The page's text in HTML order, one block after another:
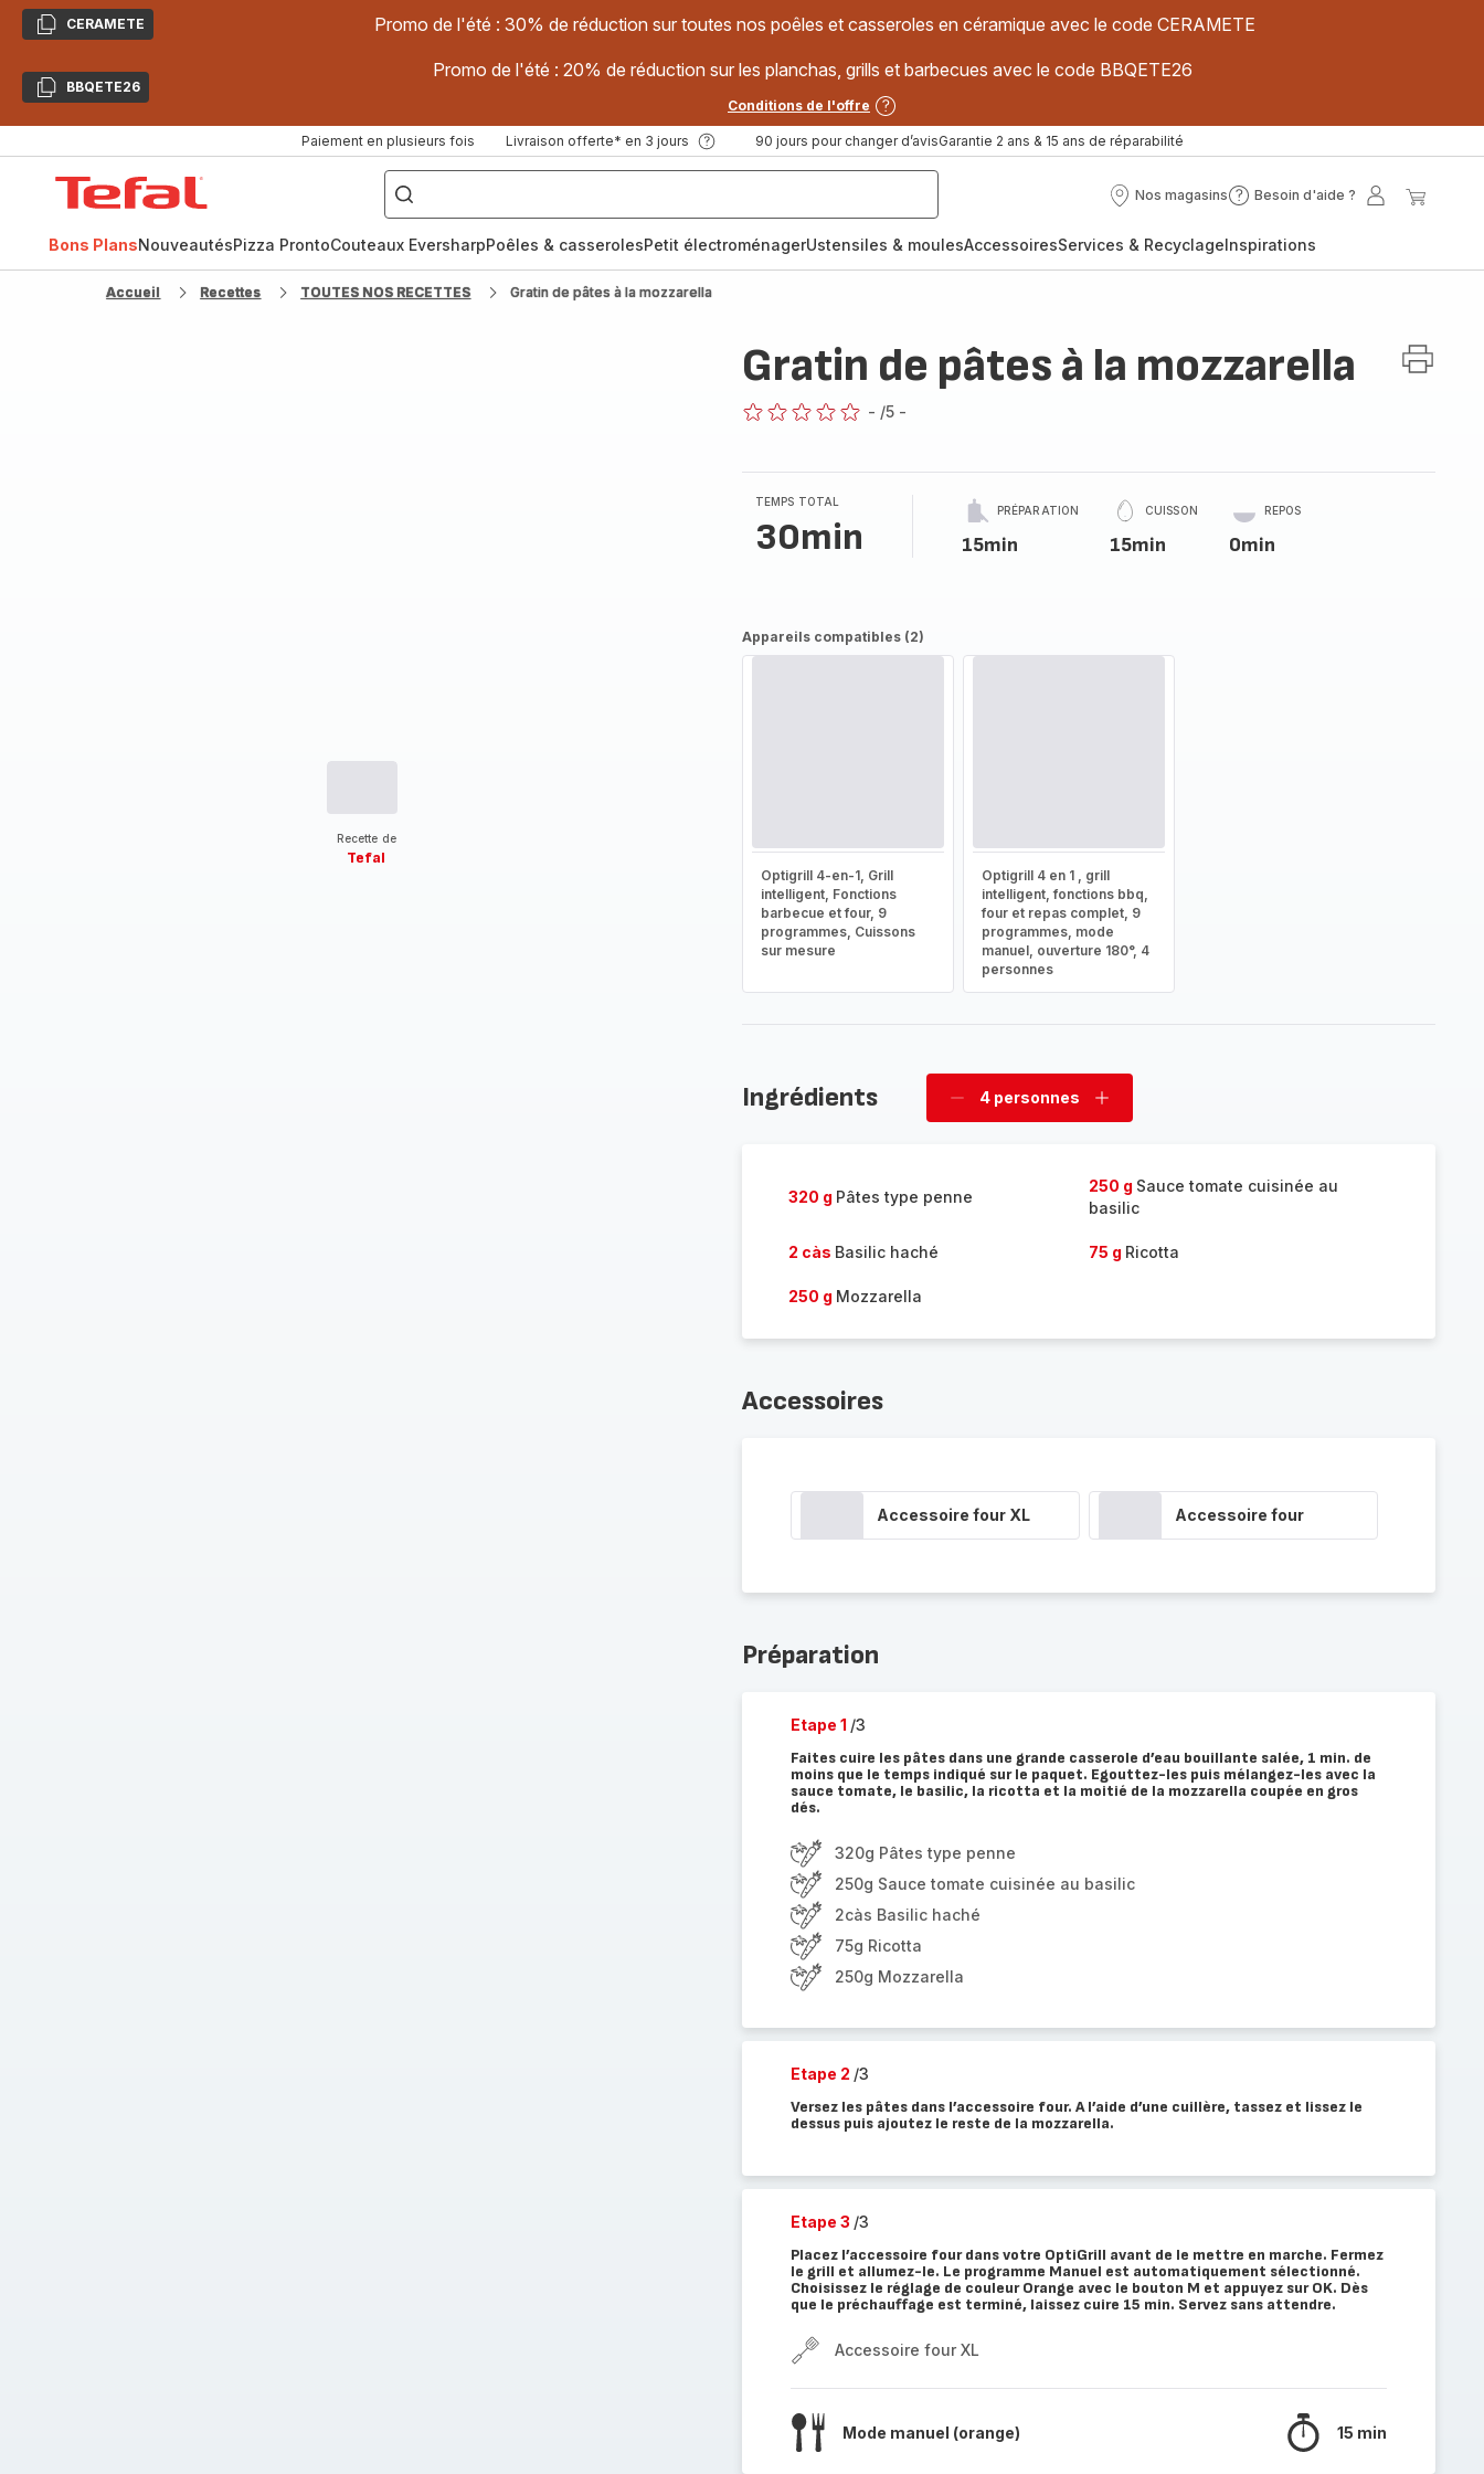
CopierCERAMETE Promo de l'été : 30% de réduction sur toutes nos poêles et casseroles en céramique avec le code CERAMETE
CopierBBQETE26
Promo de l'été : 20% de réduction sur les planchas, grills et barbecues avec le code BBQETE26
Conditions de l'offre
Paiement en plusieurs fois Livraison offerte* en 3 jours 90 jours pour changer d’avisGarantie 2 ans & 15 ans de réparabilité
["Poêles
inox,
Cake
Factory,
Nos magasins
Nos
Besoin d'aide ?
Besoin
?
Mon
Bons PlansNouveautésPizza ProntoCouteaux EversharpPoêles & casserolesPetit électroménagerUstensiles & moulesAccessoiresServices & RecyclageInspirations
Accueil Recettes TOUTES NOS RECETTES Gratin de pâtes à la mozzarella
Recette de
Tefal
Gratin de pâtes à la mozzarella
- /5 -
TEMPS TOTAL
30min
PRÉPARATION
15min
CUISSON
15min
REPOS
0min
Appareils compatibles (2)
Optigrill 4-en-1, Grill
intelligent, Fonctions
barbecue et four, 9
programmes, Cuissons
sur mesure
Optigrill 4 en 1 , grill
intelligent, fonctions bbq,
four et repas complet, 9
programmes, mode
manuel, ouverture 180°, 4
personnes
Ingrédients
Supprimer
4 personnes
Ajouter
320 g Pâtes type penne
250 g Sauce tomate cuisinée au
basilic
2 càs Basilic haché 75 g Ricotta
250 g Mozzarella
Accessoires
Accessoire four XL Accessoire four
Préparation
Etape 1 /3
Faites cuire les pâtes dans une grande casserole d’eau bouillante salée, 1 min. de
moins que le temps indiqué sur le paquet. Egouttez-les puis mélangez-les avec la
sauce tomate, le basilic, la ricotta et la moitié de la mozzarella coupée en gros
dés.
320g Pâtes type penne
250g Sauce tomate cuisinée au basilic
2càs Basilic haché
75g Ricotta
250g Mozzarella
Etape 2 /3
Versez les pâtes dans l’accessoire four. A l’aide d’une cuillère, tassez et lissez le
dessus puis ajoutez le reste de la mozzarella.
Etape 3 /3
Placez l’accessoire four dans votre OptiGrill avant de le mettre en marche. Fermez
le grill et allumez-le. Le programme Manuel est automatiquement sélectionné.
Choisissez le réglage de couleur Orange avec le bouton M et appuyez sur OK. Dès
que le préchauffage est terminé, laissez cuire 15 min. Servez sans attendre.
Accessoire four XL
Mode manuel (orange) 15 min